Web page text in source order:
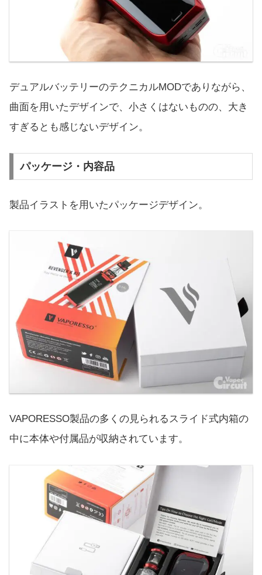
デュアルバッテリーのテクニカルMODでありながら、
曲面を用いたデザインで、小さくはないものの、大き
すぎるとも感じないデザイン。
パッケージ・内容品
製品イラストを用いたパッケージデザイン。
VAPORESSO製品の多くの見られるスライド式内箱の
中に本体や付属品が収納されています。